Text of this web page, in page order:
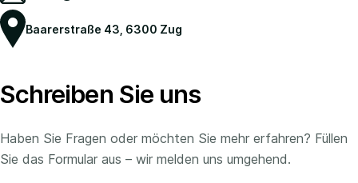
Baarerstraße 43, 6300 Zug
Schreiben Sie uns
Haben Sie Fragen oder möchten Sie mehr erfahren? Füllen
Sie das Formular aus – wir melden uns umgehend.